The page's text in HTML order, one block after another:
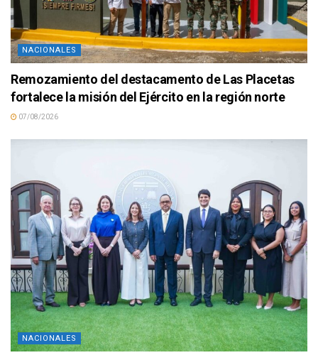
NACIONALES
Remozamiento del destacamento de Las Placetas
fortalece la misión del Ejército en la región norte
07/08/2026
NACIONALES